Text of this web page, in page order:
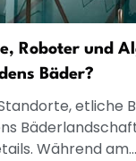
Roboter und
Bäder?
etliche
Während am...